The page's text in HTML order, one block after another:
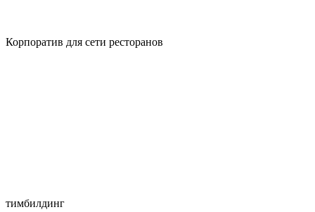
Корпоратив для сети ресторанов
тимбилдинг